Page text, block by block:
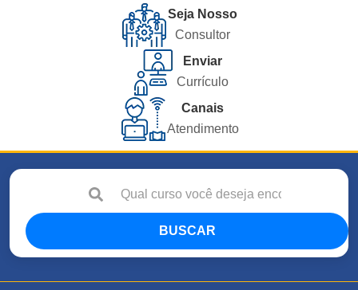
Seja Nosso
Consultor
Enviar
Currículo
Canais
Atendimento
BUSCAR